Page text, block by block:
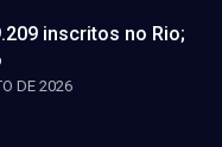
inscritos no Rio;
DE 2026